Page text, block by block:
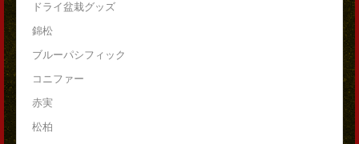
ドライ盆栽グッズ
錦松
ブルーパシフィック
コニファー
赤実
松柏